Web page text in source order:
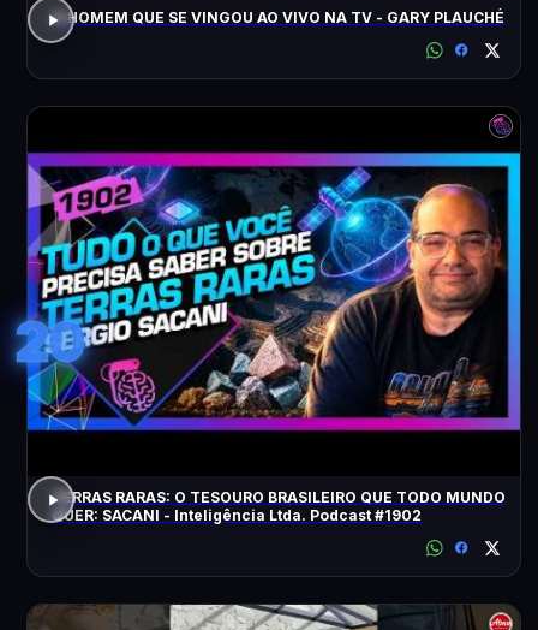
O HOMEM QUE SE VINGOU AO VIVO NA TV - GARY PLAUCHÉ
20
TERRAS RARAS: O TESOURO BRASILEIRO QUE TODO MUNDO
QUER: SACANI - Inteligência Ltda. Podcast #1902